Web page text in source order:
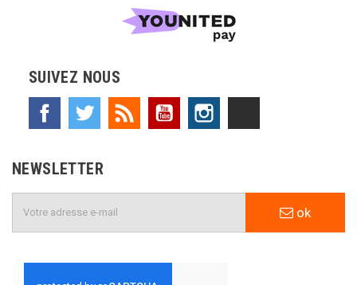
SUIVEZ NOUS
Facebook Twitter Rss YouTube
NEWSLETTER
ok